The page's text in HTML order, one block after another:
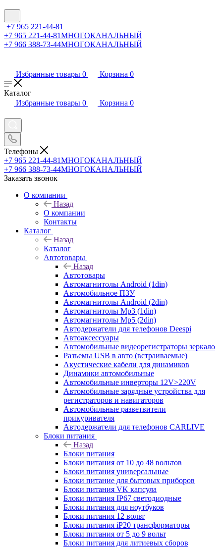
+7 965 221-44-81
+7 965 221-44-81МНОГОКАНАЛЬНЫЙ
+7 966 388-73-44МНОГОКАНАЛЬНЫЙ
Избранные товары 0 Корзина 0
Каталог
Избранные товары 0 Корзина 0
Телефоны
+7 965 221-44-81МНОГОКАНАЛЬНЫЙ
+7 966 388-73-44МНОГОКАНАЛЬНЫЙ
Заказать звонок
О компании
Назад
О компании
Контакты
Каталог
Назад
Каталог
Автотовары
Назад
Автотовары
Автомагнитолы Android (1din)
Автомобильное ПЗУ
Автомагнитолы Android (2din)
Автомагнитолы Mp3 (1din)
Автомагнитолы Mp5 (2din)
Автодержатели для телефонов Deespi
Автоаксессуары
Автомобильные видеорегистраторы зеркало
Разъемы USB в авто (встраиваемые)
Акустические кабели для динамиков
Динамики автомобильные
Автомобильные инверторы 12V>220V
Автомобильные зарядные устройства для
регистраторов и навигаторов
Автомобильные разветвители
прикуривателя
Автодержатели для телефонов CARLIVE
Блоки питания
Назад
Блоки питания
Блоки питания от 10 до 48 вольтов
Блоки питания универсальные
Блоки питание для бытовых приборов
Блоки питания VK капсула
Блоки питания IP67 светодиодные
Блоки питания для ноутбуков
Блоки питания 12 вольт
Блоки питания iP20 трансформаторы
Блоки питания от 5 до 9 вольт
Блоки питания для литиевых сборов